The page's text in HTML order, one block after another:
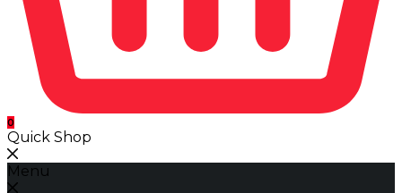
0
Quick Shop
Menu